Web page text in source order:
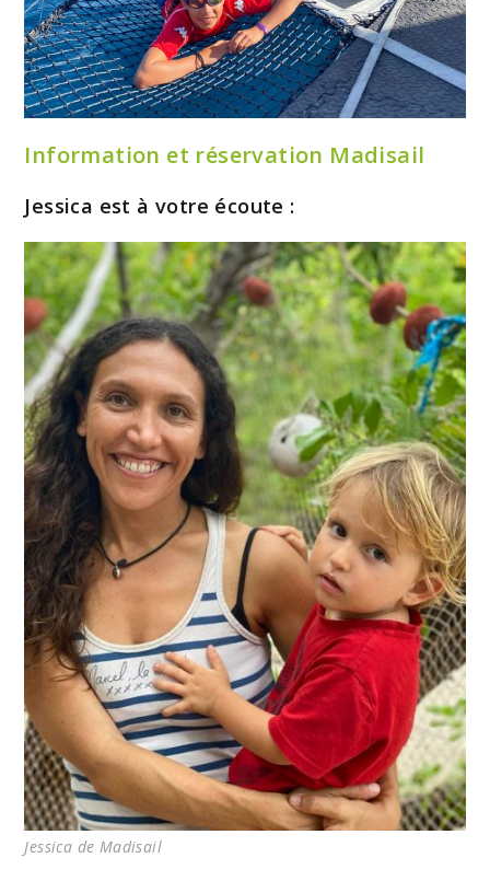
Information et réservation Madisail
Jessica est à votre écoute :
Jessica de Madisail